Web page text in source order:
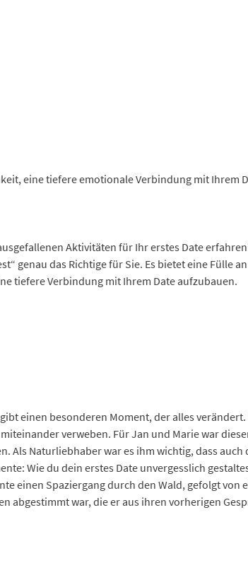
eine tiefere emotionale Verbindung mit Ihrem
Aktivitäten für Ihr erstes Date
genau das Richtige für Sie. Es bietet eine Fülle
tiefere Verbindung mit Ihrem Date aufzubauen.
einen besonderen Moment, der alles
verweben. Für Jan und Marie war
Als Naturliebhaber war es ihm wichtig, dass auch
Wie du dein erstes Date unvergesslich
einen Spaziergang durch den Wald, gefolgt von
abgestimmt war, die er aus ihren vorherigen